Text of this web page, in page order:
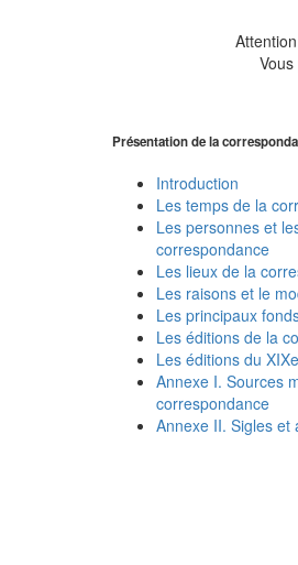
Présentation de la
Introduction
Les temps de la
Les personnes et
correspondance
Les lieux de la
Les raisons et le
Les principaux
Les éditions de la
Les éditions du
Annexe I. Sources
correspondance
Annexe II. Sigles et